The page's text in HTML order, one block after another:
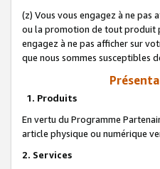
(z) Vous vous engagez à ne pas
ou la promotion de tout produit
engagez à ne pas afficher sur
que nous sommes susceptibles
1. Produits
En vertu du Programme
article physique ou numérique
2. Services